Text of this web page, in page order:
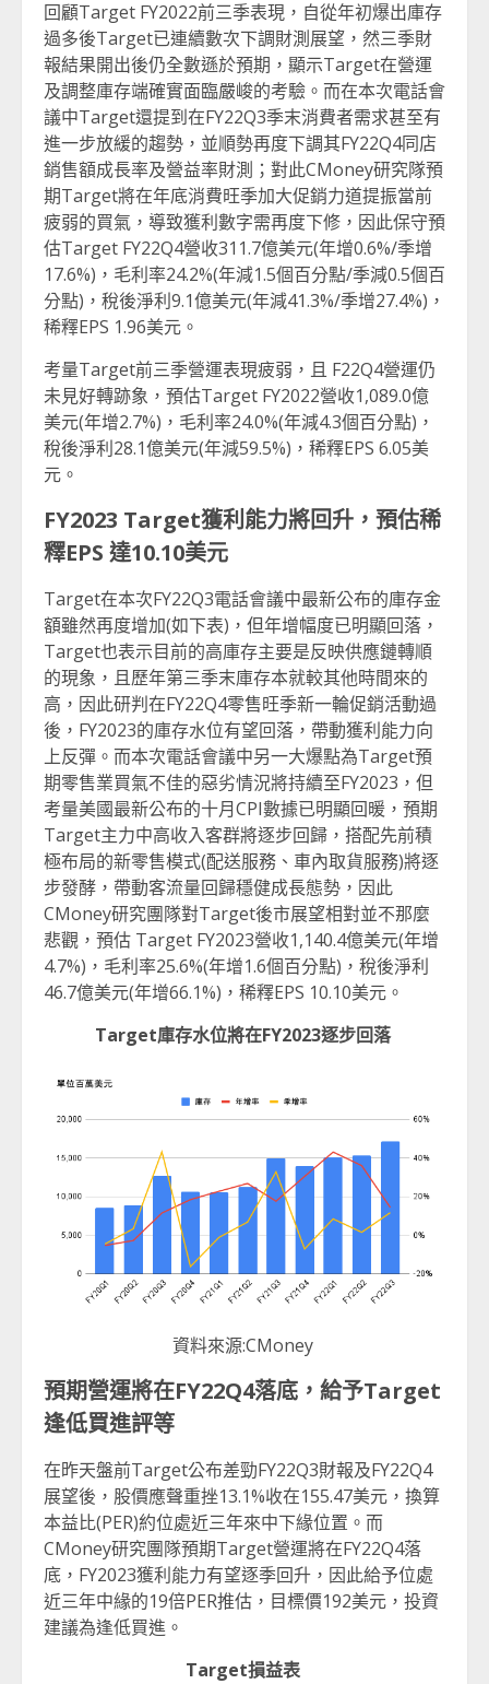
回顧Target FY2022前三季表現，自從年初爆出庫存
過多後Target已連續數次下調財測展望，然三季財
報結果開出後仍全數遜於預期，顯示Target在營運
及調整庫存端確實面臨嚴峻的考驗。而在本次電話會
議中Target還提到在FY22Q3季末消費者需求甚至有
進一步放緩的趨勢，並順勢再度下調其FY22Q4同店
銷售額成長率及營益率財測；對此CMoney研究隊預
期Target將在年底消費旺季加大促銷力道提振當前
疲弱的買氣，導致獲利數字需再度下修，因此保守預
估Target FY22Q4營收311.7億美元(年增0.6%/季增
17.6%)，毛利率24.2%(年減1.5個百分點/季減0.5個百
分點)，稅後淨利9.1億美元(年減41.3%/季增27.4%)，
稀釋EPS 1.96美元。
考量Target前三季營運表現疲弱，且 F22Q4營運仍
未見好轉跡象，預估Target FY2022營收1,089.0億
美元(年增2.7%)，毛利率24.0%(年減4.3個百分點)，
稅後淨利28.1億美元(年減59.5%)，稀釋EPS 6.05美
元。
FY2023 Target獲利能力將回升，預估稀
釋EPS 達10.10美元
Target在本次FY22Q3電話會議中最新公布的庫存金
額雖然再度增加(如下表)，但年增幅度已明顯回落，
Target也表示目前的高庫存主要是反映供應鏈轉順
的現象，且歷年第三季末庫存本就較其他時間來的
高，因此研判在FY22Q4零售旺季新一輪促銷活動過
後，FY2023的庫存水位有望回落，帶動獲利能力向
上反彈。而本次電話會議中另一大爆點為Target預
期零售業買氣不佳的惡劣情況將持續至FY2023，但
考量美國最新公布的十月CPI數據已明顯回暖，預期
Target主力中高收入客群將逐步回歸，搭配先前積
極布局的新零售模式(配送服務、車內取貨服務)將逐
步發酵，帶動客流量回歸穩健成長態勢，因此
CMoney研究團隊對Target後市展望相對並不那麼
悲觀，預估 Target FY2023營收1,140.4億美元(年增
4.7%)，毛利率25.6%(年增1.6個百分點)，稅後淨利
46.7億美元(年增66.1%)，稀釋EPS 10.10美元。
Target庫存水位將在FY2023逐步回落
資料來源:CMoney
預期營運將在FY22Q4落底，給予Target
逢低買進評等
在昨天盤前Target公布差勁FY22Q3財報及FY22Q4
展望後，股價應聲重挫13.1%收在155.47美元，換算
本益比(PER)約位處近三年來中下緣位置。而
CMoney研究團隊預期Target營運將在FY22Q4落
底，FY2023獲利能力有望逐季回升，因此給予位處
近三年中緣的19倍PER推估，目標價192美元，投資
建議為逢低買進。
Target損益表